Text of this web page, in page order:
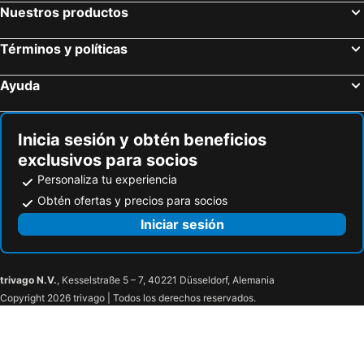
Barranquilla, Atlántico Hoteles
Nuestros productos
Términos y políticas
Ayuda
Inicia sesión y obtén beneficios
exclusivos para socios
Personaliza tu experiencia
Obtén ofertas y precios para socios
Iniciar sesión
trivago N.V., Kesselstraße 5 – 7, 40221 Düsseldorf, Alemania
Copyright 2026 trivago | Todos los derechos reservados.